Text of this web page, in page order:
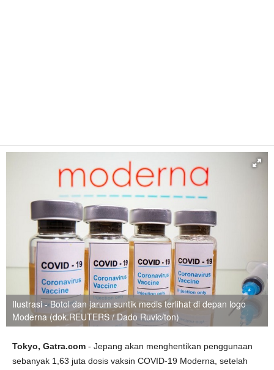
Ilustrasi - Botol dan jarum suntik medis terlihat di depan logo
Moderna (dok.REUTERS / Dado Ruvic/ton)
Tokyo, Gatra.com - Jepang akan menghentikan penggunaan
sebanyak 1,63 juta dosis vaksin COVID-19 Moderna, setelah